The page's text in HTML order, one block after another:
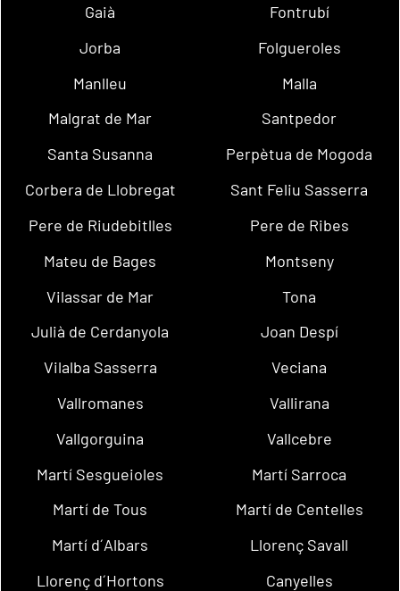
Gaià
Fontrubí
Jorba
Folgueroles
Manlleu
Malla
Malgrat de Mar
Santpedor
Santa Susanna
Perpètua de Mogoda
Corbera de Llobregat
Sant Feliu Sasserra
Pere de Riudebitlles
Pere de Ribes
Mateu de Bages
Montseny
Vilassar de Mar
Tona
Julià de Cerdanyola
Joan Despí
Vilalba Sasserra
Veciana
Vallromanes
Vallirana
Vallgorguina
Vallcebre
Martí Sesgueioles
Martí Sarroca
Martí de Tous
Martí de Centelles
Martí d´Albars
Llorenç Savall
Llorenç d´Hortons
Canyelles